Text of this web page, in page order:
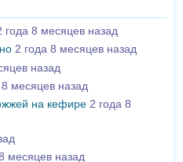
года 8 месяцев назад
2 года 8 месяцев назад
назад
8 месяцев назад
на кефире 2 года 8
месяцев назад